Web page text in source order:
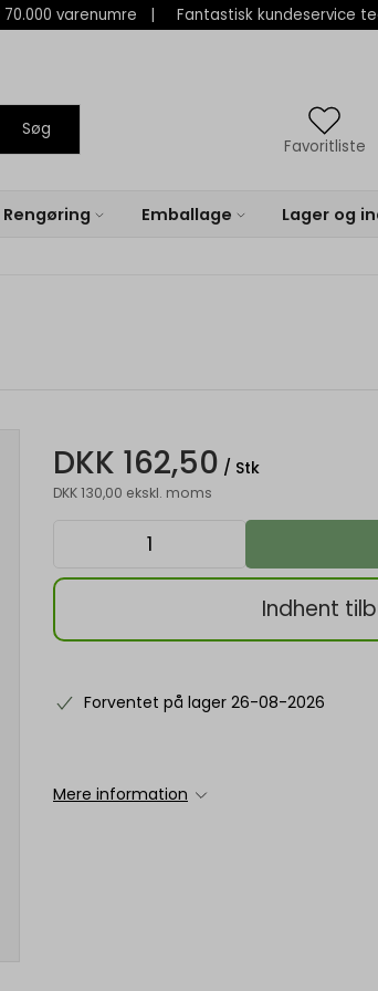
varenumre | Fantastisk kundeservice
Søg
Favoritliste
Rengøring Emballage Lager og
DKK 162,50 / Stk
DKK 130,00 ekskl. moms
Indhent
Forventet på lager 26-08-2026
Mere information